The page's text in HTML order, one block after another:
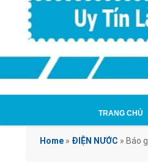
TRANG CHỦ
Home » ĐIỆN NƯỚC » Báo